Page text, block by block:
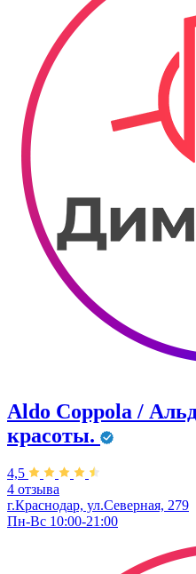
Aldo Coppola /
красоты.
4,5
4 отзыва
г.Краснодар, ул.Северная, 279
Пн-Вс 10:00-21:00